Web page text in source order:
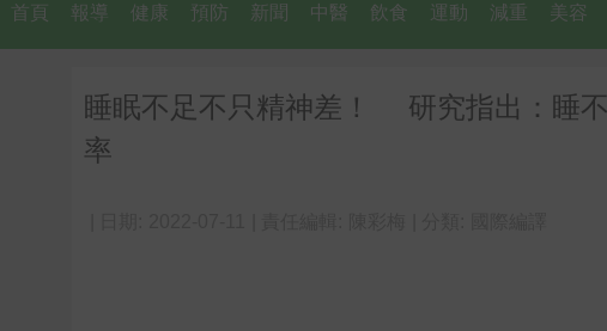
首頁 報導 健康 預防 新聞 中醫 飲食 運動 減重 美容
睡眠不足不只精神差！ 研究指出：睡不
率